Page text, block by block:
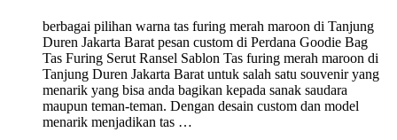
berbagai pilihan warna tas furing merah maroon di Tanjung
Duren Jakarta Barat pesan custom di Perdana Goodie Bag
Tas Furing Serut Ransel Sablon Tas furing merah maroon di
Tanjung Duren Jakarta Barat untuk salah satu souvenir yang
menarik yang bisa anda bagikan kepada sanak saudara
maupun teman-teman. Dengan desain custom dan model
menarik menjadikan tas …